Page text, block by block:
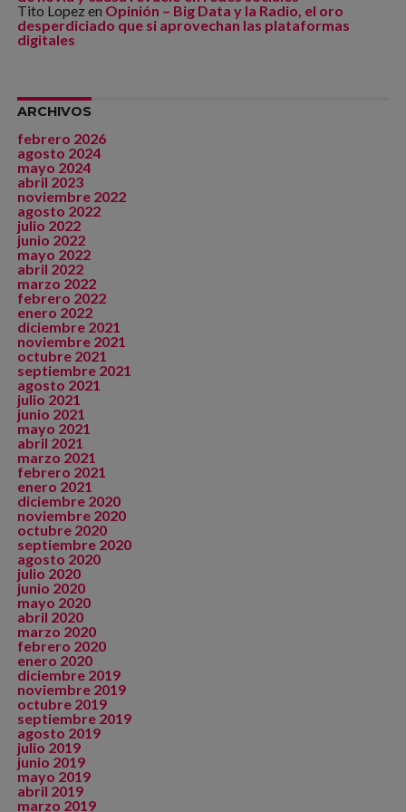
Tito Lopez en Opinión – Big Data y la Radio, el oro
desperdiciado que si aprovechan las plataformas
digitales
ARCHIVOS
febrero 2026
agosto 2024
mayo 2024
abril 2023
noviembre 2022
agosto 2022
julio 2022
junio 2022
mayo 2022
abril 2022
marzo 2022
febrero 2022
enero 2022
diciembre 2021
noviembre 2021
octubre 2021
septiembre 2021
agosto 2021
julio 2021
junio 2021
mayo 2021
abril 2021
marzo 2021
febrero 2021
enero 2021
diciembre 2020
noviembre 2020
octubre 2020
septiembre 2020
agosto 2020
julio 2020
junio 2020
mayo 2020
abril 2020
marzo 2020
febrero 2020
enero 2020
diciembre 2019
noviembre 2019
octubre 2019
septiembre 2019
agosto 2019
julio 2019
junio 2019
mayo 2019
abril 2019
marzo 2019